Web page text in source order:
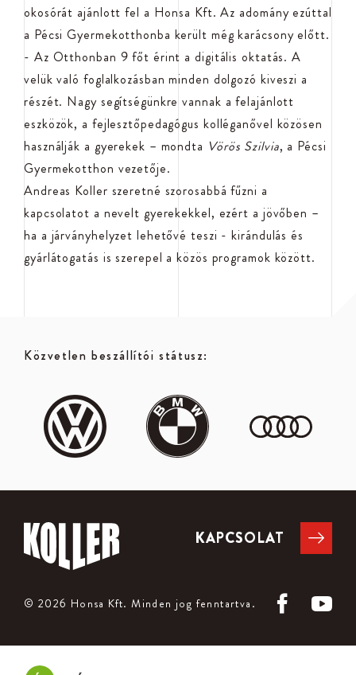
okosórát ajánlott fel a Honsa Kft. Az adomány ezúttal
a Pécsi Gyermekotthonba került még karácsony előtt.
- Az Otthonban 9 főt érint a digitális oktatás. A
velük való foglalkozásban minden dolgozó kiveszi a
részét. Nagy segítségünkre vannak a felajánlott
eszközök, a fejlesztőpedagógus kolléganővel közösen
használják a gyerekek – mondta Vörös Szilvia, a Pécsi
Gyermekotthon vezetője.
Andreas Koller szeretné szorosabbá fűzni a
kapcsolatot a nevelt gyerekekkel, ezért a jövőben –
ha a járványhelyzet lehetővé teszi - kirándulás és
gyárlátogatás is szerepel a közös programok között.
Közvetlen beszállítói státusz:
KAPCSOLAT
© 2026 Honsa Kft.Minden jog fenntartva.